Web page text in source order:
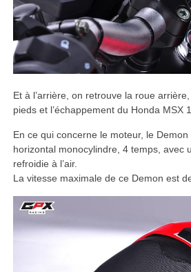
Et à l’arrière, on retrouve la roue
pieds et l’échappement du Honda MSX
En ce qui concerne le moteur, le
horizontal monocylindre, 4 temps, avec
refroidie à l’air.
La vitesse maximale de ce Demon est